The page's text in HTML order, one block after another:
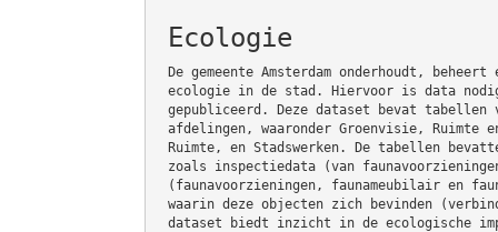
Ecologie
De gemeente Amsterdam onderhoudt,
ecologie in de stad. Hiervoor is data
gepubliceerd. Deze dataset bevat tabellen
afdelingen, waaronder Groenvisie, Ruimte
Ruimte, en Stadswerken. De tabellen
zoals inspectiedata (van
(faunavoorzieningen, faunameubilair en
waarin deze objecten zich bevinden
dataset biedt inzicht in de ecologische